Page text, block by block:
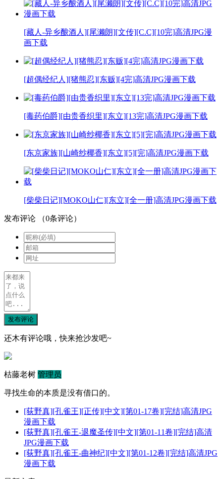
[藏人-异乡酿酒人][尾濑朗][文传][C.C][10完]高清JPG漫
画下载
[超偶经纪人][猪熊忍][东贩][4完]高清JPG漫画下载
[毒药伯爵][由贵香织里][东立][13完]高清JPG漫画下载
[东京家族][山崎纱椰香][东立][5][完]高清JPG漫画下载
[柴柴日记][MOKO山仁][东立][全一册]高清JPG漫画下载
发布评论 （0条评论）
发布评论
还木有评论哦，快来抢沙发吧~
枯藤老树 管理员
寻找生命的本质是没有借口的。
[荻野真][孔雀王][正传][中文][第01-17卷][完结]高清JPG
漫画下载
[荻野真][孔雀王-退魔圣传][中文][第01-11卷][完结]高清
JPG漫画下载
[荻野真][孔雀王-曲神纪][中文][第01-12卷][完结]高清JPG
漫画下载